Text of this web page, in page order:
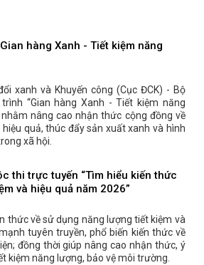
hàng Xanh - Tiết kiệm năng
xanh và Khuyến công (Cục ĐCK) - Bộ
“Gian hàng Xanh - Tiết kiệm năng
nâng cao nhận thức cộng đồng về
quả, thúc đẩy sản xuất xanh và hình
xã hội.
thi trực tuyến “Tìm hiểu kiến thức
và hiệu quả năm 2026”
thức về sử dụng năng lượng tiết kiệm và
tuyên truyền, phổ biến kiến thức về
đồng thời giúp nâng cao nhận thức, ý
kiệm năng lượng, bảo vệ môi trường.